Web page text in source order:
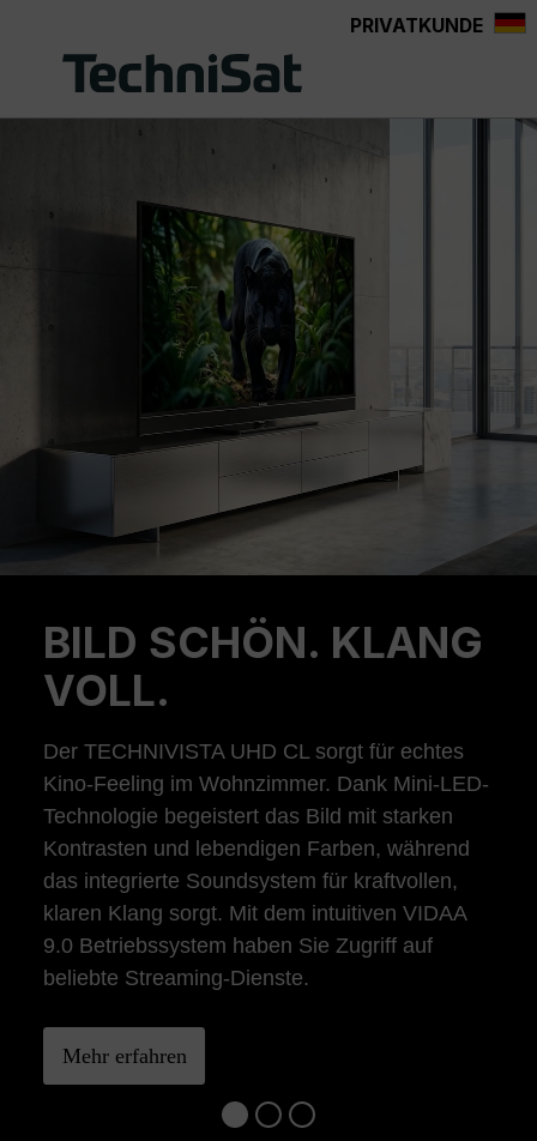
PRIVATKUNDE
BILD SCHÖN. KLANG
VOLL.
Der TECHNIVISTA UHD CL sorgt für echtes
Kino-Feeling im Wohnzimmer. Dank Mini-LED-
Technologie begeistert das Bild mit starken
Kontrasten und lebendigen Farben, während
das integrierte Soundsystem für kraftvollen,
klaren Klang sorgt. Mit dem intuitiven VIDAA
9.0 Betriebssystem haben Sie Zugriff auf
beliebte Streaming-Dienste.
Mehr erfahren
Previous